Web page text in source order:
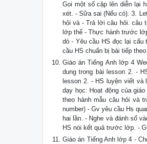
Gọi một số cặp lên diễn lại
xét. - Sữa sai (Nếu có). 3.
hỏi và - Trả lời câu hỏi. câu
lớp thể - Thực hành trước
dò - Yêu cầu HS đọc lại
cầu HS chuẩn bị bài tiếp
Giáo án Tiếng Anh lớp 4
dung trong bài lesson 2. -
lesson 2. - HS luyện viết
dạy học: Hoạt động của
theo hành mẫu câu hỏi và
number) - Gv yêu cầu Hs
hai lần. - Nghe và đánh số
HS nói kết quả trước lớp. -
Giáo án Tiếng Anh lớp 4 -